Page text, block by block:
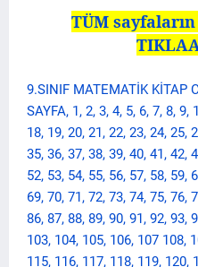
TÜM
9.SINIF MATEMATİK KİTAP
SAYFA, 1, 2, 3, 4, 5, 6, 7, 8, 9,
18, 19, 20, 21, 22, 23, 24, 25,
35, 36, 37, 38, 39, 40, 41, 42,
52, 53, 54, 55, 56, 57, 58, 59,
69, 70, 71, 72, 73, 74, 75, 76,
86, 87, 88, 89, 90, 91, 92, 93,
103, 104, 105, 106, 107 108,
115, 116, 117, 118, 119, 120,